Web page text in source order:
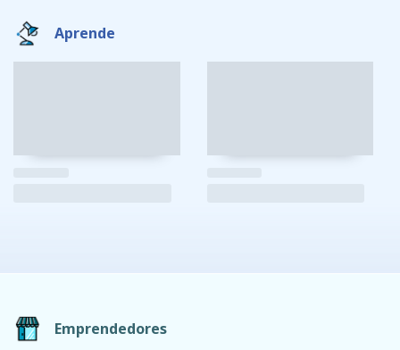
Aprende
Emprendedores